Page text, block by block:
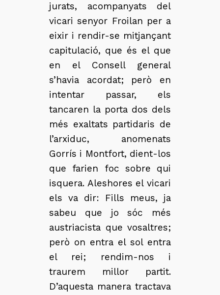
jurats, acompanyats del
vicari senyor Froilan per a
eixir i rendir-se mitjançant
capitulació, que és el que
en el Consell general
s’havia acordat; però en
intentar passar, els
tancaren la porta dos dels
més exaltats partidaris de
l’arxiduc, anomenats
Gorrís i Montfort, dient-los
que farien foc sobre qui
isquera. Aleshores el vicari
els va dir: Fills meus, ja
sabeu que jo sóc més
austriacista que vosaltres;
però on entra el sol entra
el rei; rendim-nos i
traurem millor partit.
D’aquesta manera tractava